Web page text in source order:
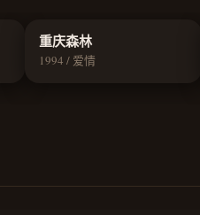
重庆森林
1994 / 爱情